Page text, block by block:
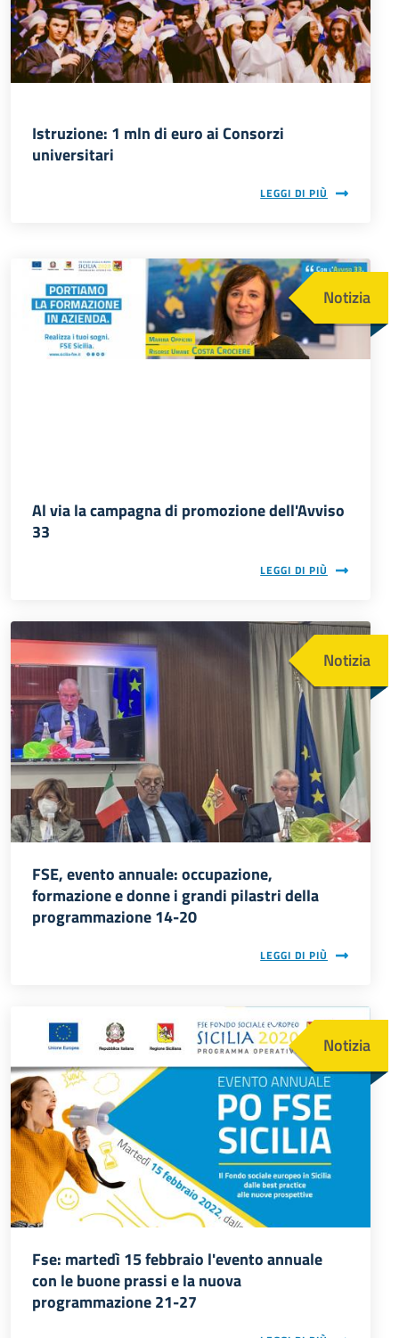
Istruzione: 1 mln di euro ai Consorzi
universitari
LEGGI DI PIÙ
Immagine
Notizia
Al via la campagna di promozione dell'Avviso
33
LEGGI DI PIÙ
Notizia
FSE, evento annuale: occupazione,
formazione e donne i grandi pilastri della
programmazione 14-20
LEGGI DI PIÙ
Immagine
Notizia
Fse: martedì 15 febbraio l'evento annuale
con le buone prassi e la nuova
programmazione 21-27